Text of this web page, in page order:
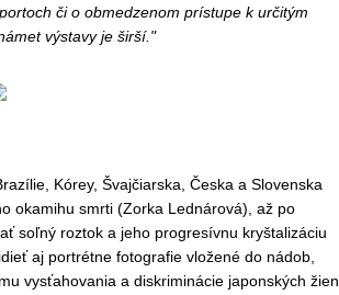
či o obmedzenom prístupe k určitým
výstavy je širší."
Kórey, Švajčiarska, Česka a Slovenska
okamihu smrti (Zorka Lednárová), až po
soľný roztok a jeho progresívnu kryštalizáciu
aj portrétne fotografie vložené do nádob,
vysťahovania a diskriminácie japonských žien